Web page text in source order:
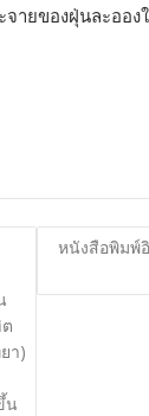
ายของฝุ่นละออง
า)
น
หนังสือพิมพ์